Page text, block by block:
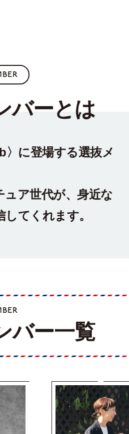
バーとは
〉に登場する選抜メ
ュア世代が、身近な
てくれます。
バー一覧